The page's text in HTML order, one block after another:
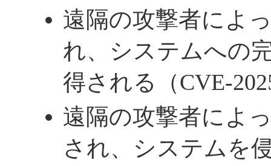
遠隔の攻撃者によ
れ、システムへの
得される（CVE-
遠隔の攻撃者によ
され、システムを